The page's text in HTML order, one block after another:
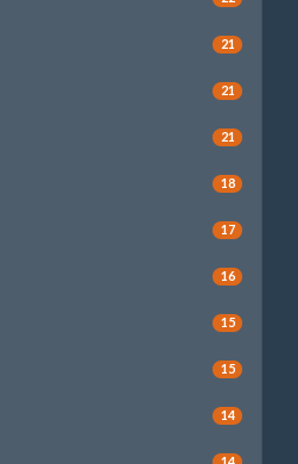
21
21
21
18
17
16
15
15
14